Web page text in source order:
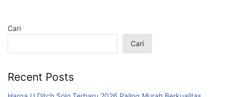
Cari
Cari
Recent Posts